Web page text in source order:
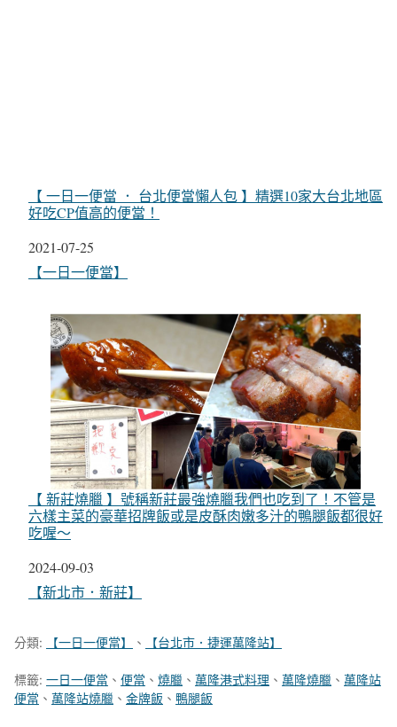
【 一日一便當 ． 台北便當懶人包 】精選10家大台北地區
好吃CP值高的便當！
日期
2021-07-25
關於
【一日一便當】
【 新莊燒臘 】號稱新莊最強燒臘我們也吃到了！不管是
六樣主菜的豪華招牌飯或是皮酥肉嫩多汁的鴨腿飯都很好
吃喔～
日期
2024-09-03
關於
【新北市．新莊】
分類: 【一日一便當】 、 【台北市．捷運萬隆站】
標籤: 一日一便當 、 便當 、 燒臘 、 萬隆港式料理 、 萬隆燒臘 、 萬隆站
便當 、 萬隆站燒臘 、 金牌飯 、 鴨腿飯